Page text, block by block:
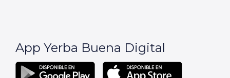
App Yerba Buena Digital